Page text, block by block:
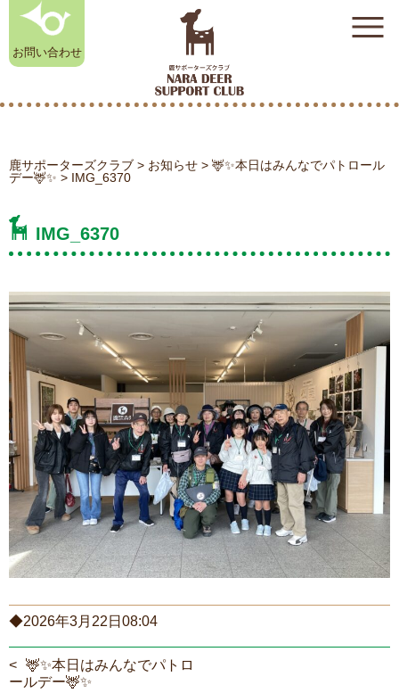
お問い合わせ
鹿サポーターズクラブ > お知らせ > 🦌✨本日はみんなでパトロール
デー🦌✨ > IMG_6370
IMG_6370
◆2026年3月22日08:04
🦌✨本日はみんなでパトロ
ールデー🦌✨
初めての方はこちら
奈良鹿雑貨店
奈良公園のシカ相談室
お知らせ
鹿サポーターズクラブについて
入会のお申し込み
よくある質問
奈良公園のシカ相談室
ご利用案内
プライバシーポリシー
リンク集
サイトマップ
お問い合わせ